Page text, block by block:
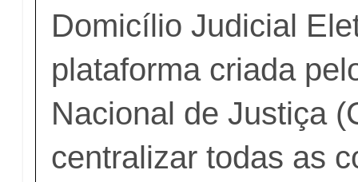
Domicílio Judicial
plataforma criada
Nacional de Justiça
centralizar todas as